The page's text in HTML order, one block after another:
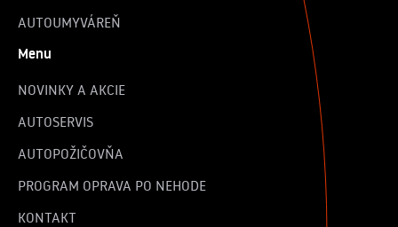
AUTOUMYVÁREŇ
Menu
NOVINKY A AKCIE
AUTOSERVIS
AUTOPOŽIČOVŇA
PROGRAM OPRAVA PO NEHODE
KONTAKT